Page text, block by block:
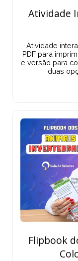
Atividade
Atividade
PDF para
e versão para
duas
Flipbook